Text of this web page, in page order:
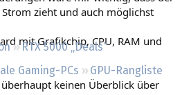
RTX 5000 „Deals“
Gaming-PCs
GPU-Rangliste
zieht und auch möglichst
mit Grafikchip, CPU, RAM und
keinen Überblick über